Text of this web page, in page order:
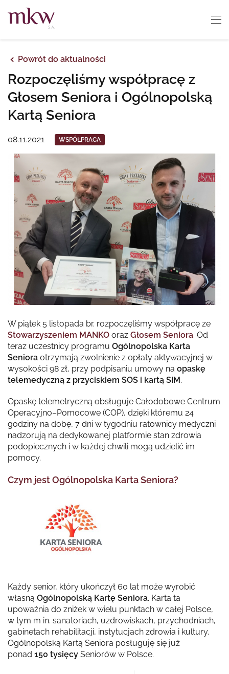
Powrót do aktualności
Rozpoczęliśmy współpracę z
Głosem Seniora i Ogólnopolską
Kartą Seniora
08.11.2021 WSPÓŁPRACA
W piątek 5 listopada br. rozpoczęliśmy współpracę ze
Stowarzyszeniem MANKO oraz Głosem Seniora. Od
teraz uczestnicy programu Ogólnopolska Karta
Seniora otrzymają zwolnienie z opłaty aktywacyjnej w
wysokości 98 zł, przy podpisaniu umowy na opaskę
telemedyczną z przyciskiem SOS i kartą SIM.
Opaskę telemetryczną obsługuje Całodobowe Centrum
Operacyjno–Pomocowe (COP), dzięki któremu 24
godziny na dobę, 7 dni w tygodniu ratownicy medyczni
nadzorują na dedykowanej platformie stan zdrowia
podopiecznych i w każdej chwili mogą udzielić im
pomocy.
Czym jest Ogólnopolska Karta Seniora?
Każdy senior, który ukończył 60 lat może wyrobić
własną Ogólnopolską Kartę Seniora. Karta ta
upoważnia do zniżek w wielu punktach w całej Polsce,
w tym m in. sanatoriach, uzdrowiskach, przychodniach,
gabinetach rehabilitacji, instytucjach zdrowia i kultury.
Ogólnopolską Kartą Seniora posługuję się już
ponad 150 tysięcy Seniorów w Polsce.